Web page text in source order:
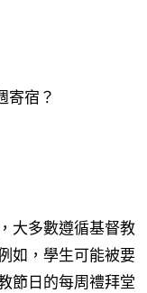
寄宿？
大多數遵循基督教
如，學生可能被要
節日的每周禮拜堂